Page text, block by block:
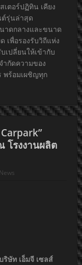
เตอร์ปฏิทิน เคียง
รุ่นล่าสุด
นาดกลางและขนาด
เพื่อรองรับวิถีแห่ง
เปลี่ยนให้เข้ากับ
ำกัดความของ
พร้อมเผชิญทุก
โรงงานผลิต
News
ริษัท เอ็มจี เซลส์